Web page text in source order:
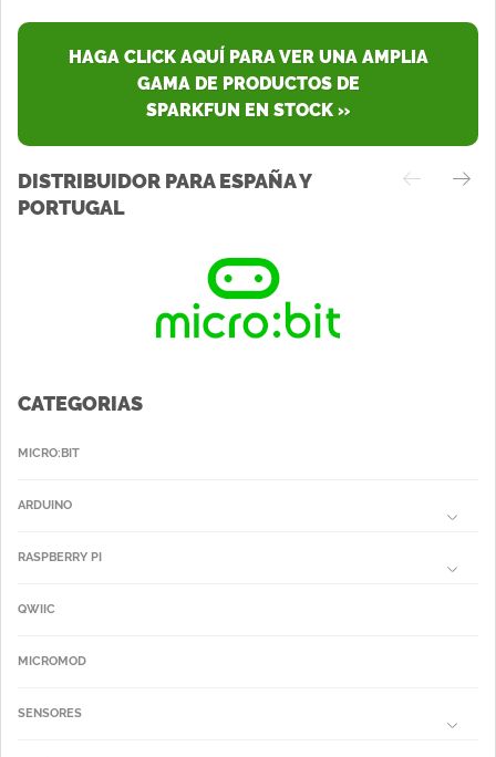
HAGA CLICK AQUÍ PARA VER UNA AMPLIA
GAMA DE PRODUCTOS DE
SPARKFUN EN STOCK »
DISTRIBUIDOR PARA ESPAÑA Y
PORTUGAL
CATEGORIAS
MICRO:BIT
ARDUINO
RASPBERRY PI
QWIIC
MICROMOD
SENSORES